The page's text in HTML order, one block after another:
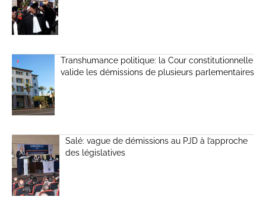
Transhumance politique: la Cour constitutionnelle
valide les démissions de plusieurs parlementaires
Salé: vague de démissions au PJD à l’approche
des législatives